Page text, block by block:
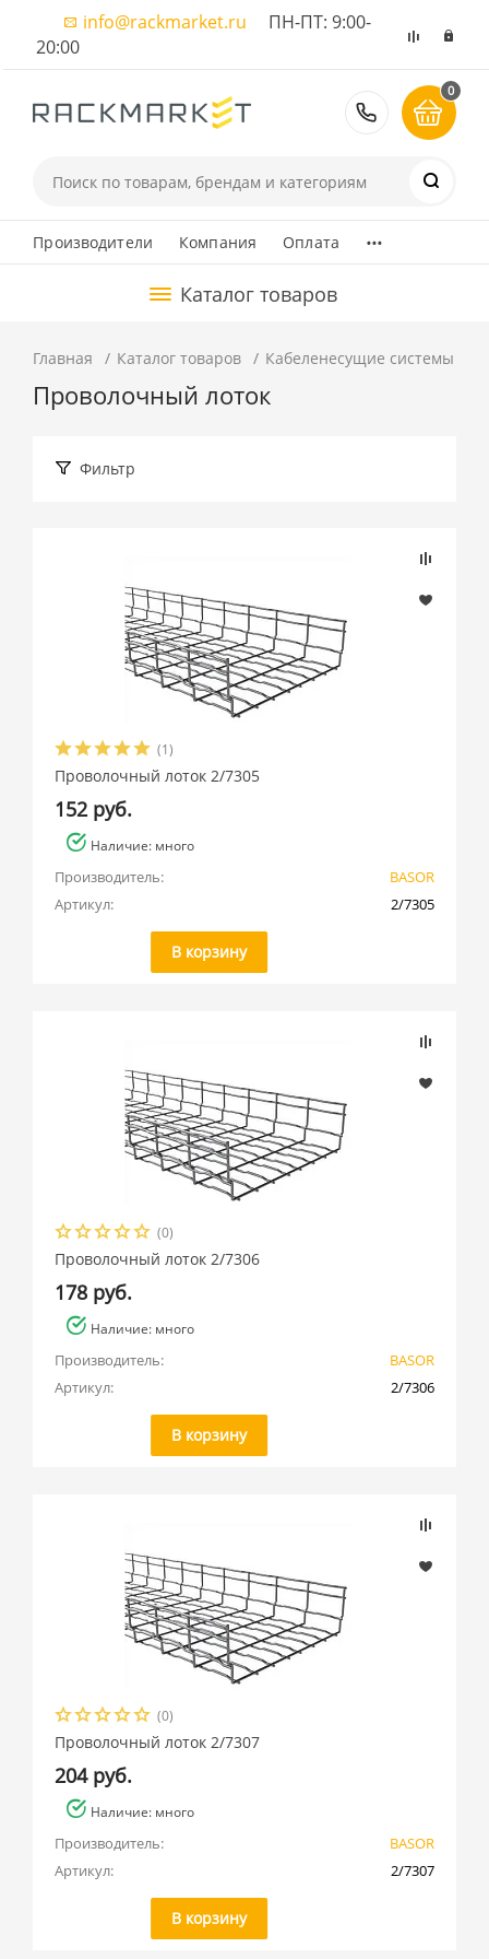
info@rackmarket.ru ПН-ПТ: 9:00-
20:00
8 (495)
0
Производители Компания Оплата ...
Каталог товаров
Главная Каталог товаров Кабеленесущие системы
Проволочный лоток
Фильтр
Розничная цена
Производитель
BASOR (
(1)
Проволочный лоток 2/7305
152 руб.
Наличие: много
Производитель:
BASOR
Артикул:
2/7305
В корзину
(0)
Проволочный лоток 2/7306
178 руб.
Наличие: много
Производитель:
BASOR
Артикул:
2/7306
В корзину
(0)
Проволочный лоток 2/7307
204 руб.
Наличие: много
Производитель:
BASOR
Артикул:
2/7307
В корзину